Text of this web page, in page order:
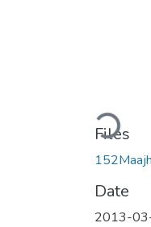
Loading...
Files
Date
2013-